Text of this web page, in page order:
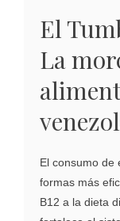
El
La
El consumo de
formas más
B12 a la dieta